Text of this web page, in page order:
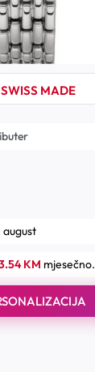
SWISS MADE
august
KM mjesečno.